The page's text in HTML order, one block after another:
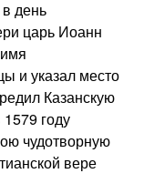
день
царь Иоанн
и указал место
Казанскую
году
чудотворную
вере